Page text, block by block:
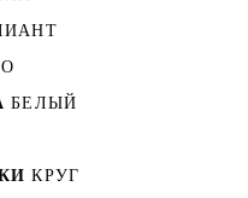
БЕЛЫЙ
КРУГ